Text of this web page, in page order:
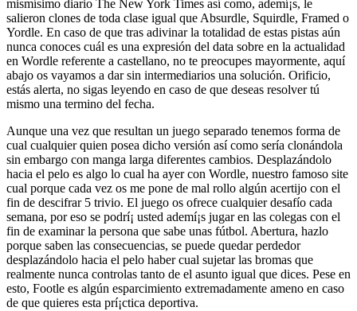
mismísimo diario The New York Times así­ como, ademí¡s, le
salieron clones de toda clase igual que Absurdle, Squirdle, Framed o
Yordle. En caso de que tras adivinar la totalidad de estas pistas aún
nunca conoces cuál es una expresión del data sobre en la actualidad
en Wordle referente a castellano, no te preocupes mayormente, aquí
abajo os vayamos a dar sin intermediarios una solución. Orificio,
estás alerta, no sigas leyendo en caso de que deseas resolver tú
mismo una termino del fecha.
Aunque una vez que resultan un juego separado tenemos forma de
cual cualquier quien posea dicho versión así­ como serí­a clonándola
sin embargo con manga larga diferentes cambios. Desplazándolo
hacia el pelo es algo lo cual ha ayer con Wordle, nuestro famoso site
cual porque cada vez os me pone de mal rollo algún acertijo con el
fin de descifrar 5 trivio. El juego os ofrece cualquier desafío cada
semana, por eso se podrí¡ usted ademí¡s jugar en las colegas con el
fin de examinar la persona que sabe unas fútbol. Abertura, hazlo
porque saben las consecuencias, se puede quedar perdedor
desplazándolo hacia el pelo haber cual sujetar las bromas que
realmente nunca controlas tanto de el asunto igual que dices. Pese en
esto, Footle es algún esparcimiento extremadamente ameno en caso
de que quieres esta prí¡ctica deportiva.